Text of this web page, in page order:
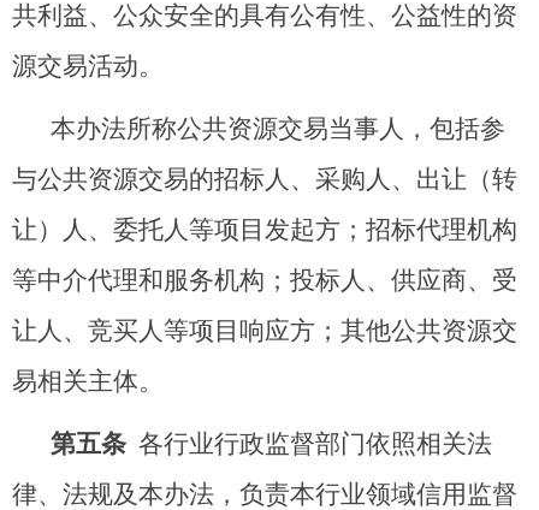
共利益、公众安全的具有公有性、公益性的资
源交易活动。
本办法所称公共资源交易当事人，包括参
与公共资源交易的招标人、采购人、出让（转
让）人、委托人等项目发起方；招标代理机构
等中介代理和服务机构；投标人、供应商、受
让人、竞买人等项目响应方；其他公共资源交
易相关主体。
第五条 各行业行政监督部门依照相关法
律、法规及本办法，负责本行业领域信用监督